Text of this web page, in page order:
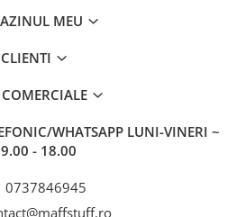
MEU
CLIENTI
WHATSAPP LUNI-VINERI ~
- 18.00
0737846945